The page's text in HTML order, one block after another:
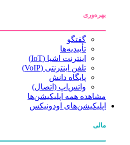
بهره‌وری
گفتگو
تأییدیه‌ها
اینترنت اشیا (IoT)
تلفن اینترنتی (VoIP)
پایگاه دانش
واتس‌اپ (اتصال)
مشاهده همه اپلیکیشن‌ها
اپلیکیشن‌های اودونیکس
مالی